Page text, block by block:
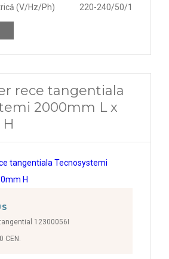
(V/Hz/Ph)
220-240/50/1
rece tangentiala
2000mm L x
12300056I
CEN.